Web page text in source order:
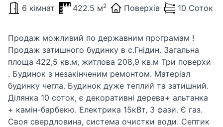
6 кімнат 422.5 м2 Поверхів 10 Соток
Продаж можливий по державним програмам !
Продаж затишного будинку в с.Гнідин. Загальна
площа 422,5 кв.м, житлова 208,9 кв.м Три поверхи
. Будинок з незакінченим ремонтом. Матеріал
будинку чегла. Будинок дуже теплий та затишний.
Ділянка 10 соток, є декоративні дерева+ альтанка
+ камін-барбекю. Електрика 15кВт, 3 фази. Є газ.
Своя свердловина, система очистки води. Септик